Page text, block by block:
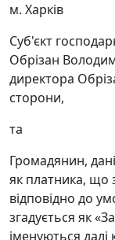
м. Харків
Суб'єкт
Обрізан
директора
сторони,
та
Громадянин,
як платника, що
відповідно до
згадується як
іменуються